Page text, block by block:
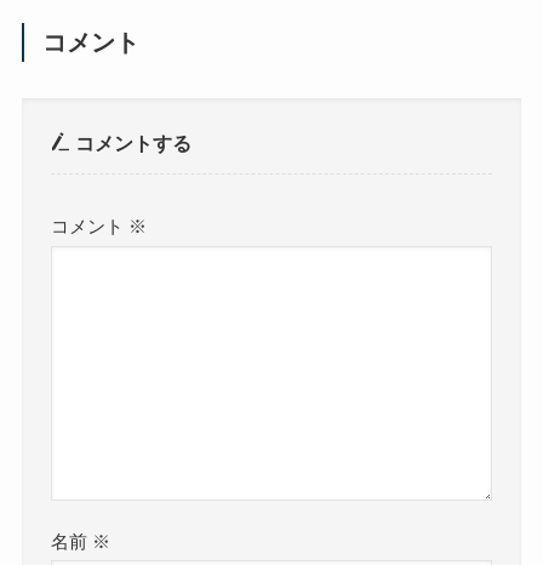
コメント
コメントする
コメント ※
名前 ※